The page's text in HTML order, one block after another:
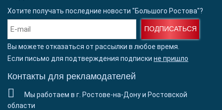
Хотите получать последние новости "Большого Ростова"?
ПОДПИСАТЬСЯ
Вы можете отказаться от рассылки в любое время.
Если письмо для подтверждения подписки не пришло
Контакты для рекламодателей
Мы работаем в г. Ростове-на-Дону и Ростовской
области